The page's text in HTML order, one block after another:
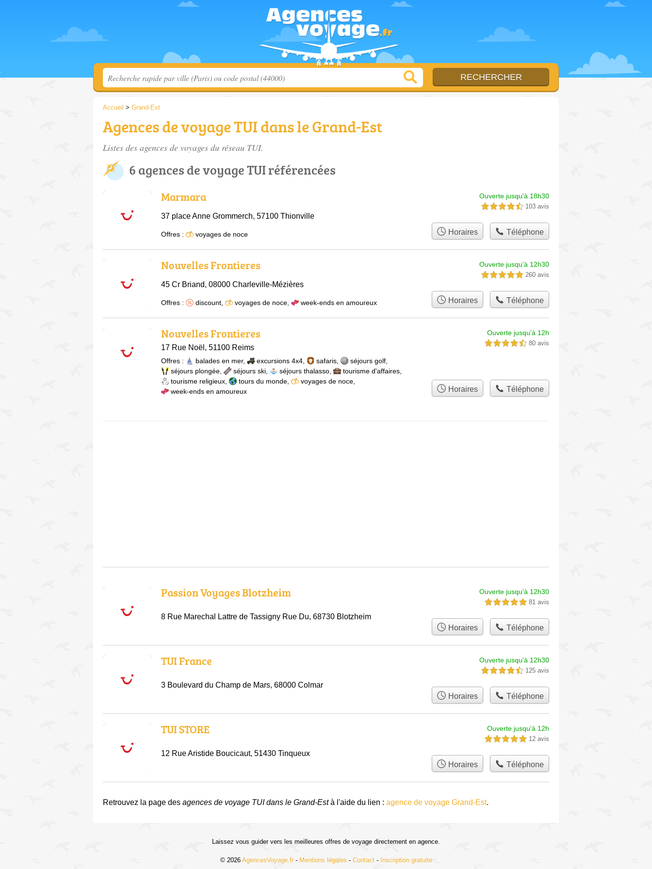
Accueil > Grand-Est
Agences de voyage TUI dans le Grand-Est
Listes des agences de voyages du réseau TUI.
6 agences de voyage TUI référencées
Marmara
37 place Anne Grommerch, 57100 Thionville
Ouverte jusqu'à 18h30
4,5 étoiles sur 5 103 avis
Offres : voyages de noce Horaires Téléphone
Nouvelles Frontieres
45 Cr Briand, 08000 Charleville-Mézières
Ouverte jusqu'à 12h30
5,0 étoiles sur 5 260 avis
Offres : discount voyages de noce week-ends en amoureux Horaires Téléphone
Nouvelles Frontieres
17 Rue Noël, 51100 Reims
Ouverte jusqu'à 12h
4,5 étoiles sur 5 80 avis
Offres : balades en mer, excursions 4x4 safaris séjours golf
séjours plongée
séjours ski séjours thalasso tourisme d'affaires
tourisme religieux
tours du monde voyages de noce
week-ends en amoureux
Horaires Téléphone
Passion Voyages Blotzheim
8 Rue Marechal Lattre de Tassigny Rue Du, 68730 Blotzheim
Ouverte jusqu'à 12h30
5,0 étoiles sur 5 81 avis
Horaires Téléphone
TUI France
3 Boulevard du Champ de Mars, 68000 Colmar
Ouverte jusqu'à 12h30
4,5 étoiles sur 5 125 avis
Horaires Téléphone
TUI STORE
12 Rue Aristide Boucicaut, 51430 Tinqueux
Ouverte jusqu'à 12h
5,0 étoiles sur 5 12 avis
Horaires Téléphone
Retrouvez la page des agences de voyage TUI dans le Grand-Està l'aide du lien : agence de voyage Grand-Est.
Laissez vous guider vers les meilleures offres de voyage directement en agence.
© 2026 AgencesVoyage.fr - Mentions légales - Contact- Inscription gratuite